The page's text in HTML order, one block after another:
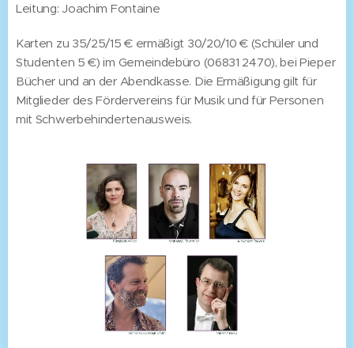
Leitung: Joachim Fontaine
Karten zu 35/25/15 € ermäßigt 30/20/10 € (Schüler und
Studenten 5 €) im Gemeindebüro (06831 2470), bei Pieper
Bücher und an der Abendkasse. Die Ermäßigung gilt für
Mitglieder des Fördervereins für Musik und für Personen
mit Schwerbehindertenausweis.